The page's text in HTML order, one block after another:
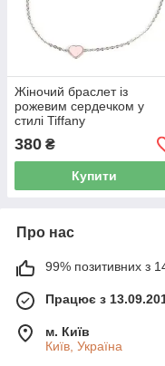
Жіночий браслет із
рожевим сердечком у
стилі Tiffany
380 ₴
Купити
Про нас
99% позитивних з
Працює з
м. Київ
Київ, Україна